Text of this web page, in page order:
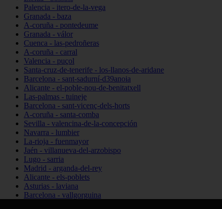
Palencia - itero-de-la-vega
Granada - baza
A-coruña - pontedeume
Granada - válor
Cuenca - las-pedroñeras
A-coruña - carral
Valencia - puçol
Santa-cruz-de-tenerife - los-llanos-de-aridane
Barcelona - sant-sadurní-d39anoia
Alicante - el-poble-nou-de-benitatxell
Las-palmas - tuineje
Barcelona - sant-vicenç-dels-horts
A-coruña - santa-comba
Sevilla - valencina-de-la-concepción
Navarra - lumbier
La-rioja - fuenmayor
Jaén - villanueva-del-arzobispo
Lugo - sarria
Madrid - arganda-del-rey
Alicante - els-poblets
Asturias - laviana
Barcelona - vallgorguina